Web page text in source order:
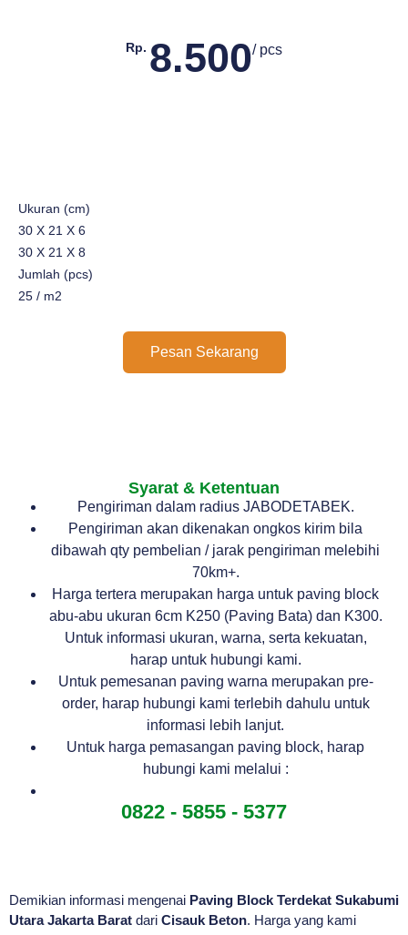
Rp. 8.500/ pcs
Ukuran (cm)
30 X 21 X 6
30 X 21 X 8
Jumlah (pcs)
25 / m2
Pesan Sekarang
Syarat & Ketentuan
Pengiriman dalam radius JABODETABEK.
Pengiriman akan dikenakan ongkos kirim bila
dibawah qty pembelian / jarak pengiriman melebihi
70km+.
Harga tertera merupakan harga untuk paving block
abu-abu ukuran 6cm K250 (Paving Bata) dan K300.
Untuk informasi ukuran, warna, serta kekuatan,
harap untuk hubungi kami.
Untuk pemesanan paving warna merupakan pre-
order, harap hubungi kami terlebih dahulu untuk
informasi lebih lanjut.
Untuk harga pemasangan paving block, harap
hubungi kami melalui :
0822 - 5855 - 5377
Demikian informasi mengenai Paving Block Terdekat Sukabumi
Utara Jakarta Barat dari Cisauk Beton. Harga yang kami